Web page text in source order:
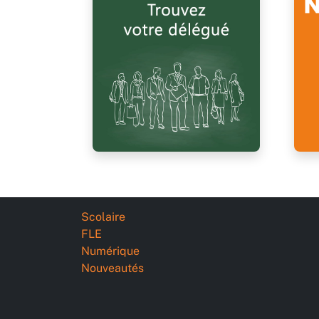
Scolaire
FLE
Numérique
Nouveautés